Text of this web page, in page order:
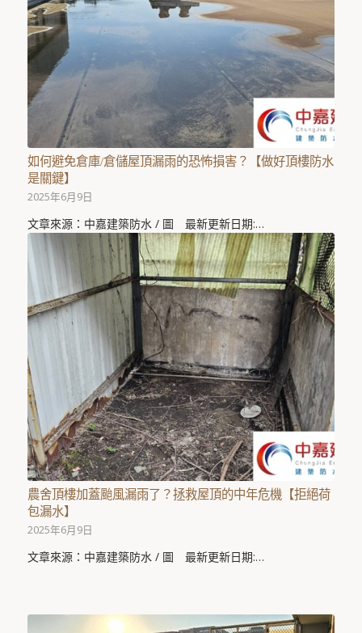
如何避免倉庫/倉儲屋頂漏雨的恐怖損害？【做好頂樓防水
是關鍵】
2025年6月9日
文章來源：中嘉建築防水 / 圖 最新更新日期:…
農舍頂樓加蓋颱風漏雨了？拯救屋頂的中年危機【拒絕荷
包漏水】
2025年6月9日
文章來源：中嘉建築防水 / 圖 最新更新日期:…